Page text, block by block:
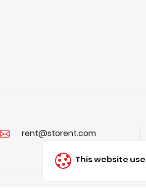
rent@storent.com
This website